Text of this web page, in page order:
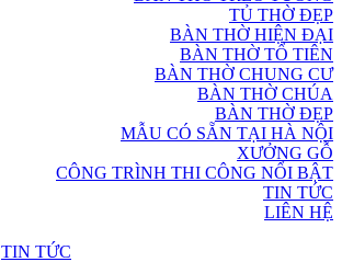
TỦ THỜ ĐẸP
BÀN THỜ HIỆN ĐẠI
BÀN THỜ TỔ TIÊN
BÀN THỜ CHUNG CƯ
BÀN THỜ CHÚA
BÀN THỜ ĐẸP
MẪU CÓ SẴN TẠI HÀ NỘI
XƯỞNG GỖ
CÔNG TRÌNH THI CÔNG NỔI BẬT
TIN TỨC
LIÊN HỆ
TIN TỨC